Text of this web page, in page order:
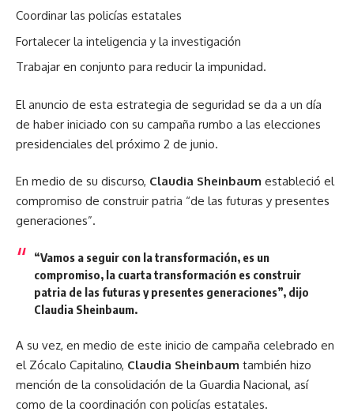
Coordinar las policías estatales
Fortalecer la inteligencia y la investigación
Trabajar en conjunto para reducir la impunidad.
El anuncio de esta estrategia de seguridad se da a un día
de haber iniciado con su campaña rumbo a las elecciones
presidenciales del próximo 2 de junio.
En medio de su discurso, Claudia Sheinbaum estableció el
compromiso de construir patria “de las futuras y presentes
generaciones”.
“Vamos a seguir con la transformación, es un
compromiso, la cuarta transformación es construir
patria de las futuras y presentes generaciones”, dijo
Claudia Sheinbaum.
A su vez, en medio de este inicio de campaña celebrado en
el Zócalo Capitalino, Claudia Sheinbaum también hizo
mención de la consolidación de la Guardia Nacional, así
como de la coordinación con policías estatales.